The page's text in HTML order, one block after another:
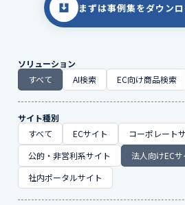
まずは事例集をダウン
ソリューション
すべて
AI検索 EC向け商品検索
サイト種別
すべて
ECサイト コーポレート
公的・非営利系サイト
法人向けECサ
社内ポータルサイト